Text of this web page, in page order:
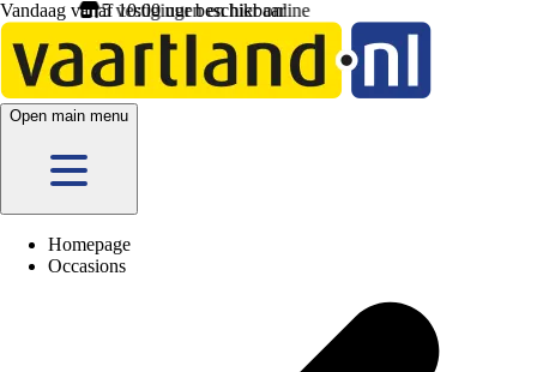
Vandaag vanaf 10:00 uur beschikbaar
Open main menu
Homepage
Occasions